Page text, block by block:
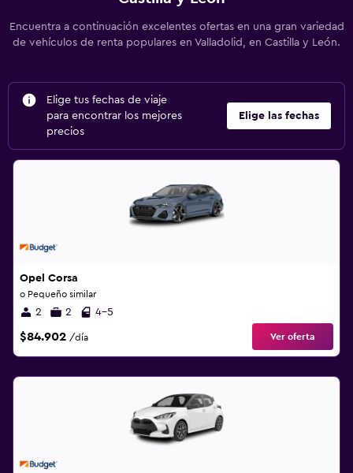
Encuentra a continuación excelentes ofertas en una gran variedad
de vehículos de renta populares en Valladolid, en Castilla y León.
Elige tus fechas de viaje
para encontrar los mejores
precios
Elige las fechas
Opel Corsa
o Pequeño similar
2 2 4-5
$84.902 /día Ver oferta